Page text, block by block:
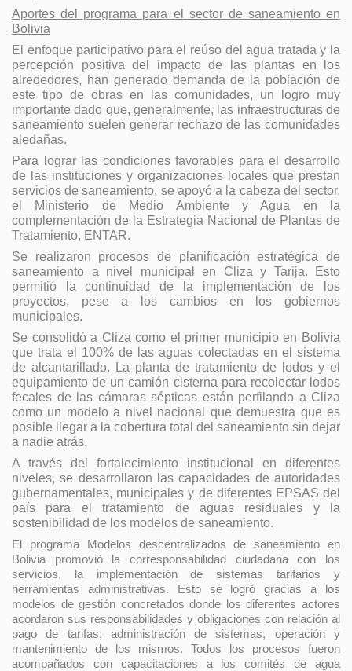
Aportes del programa para el sector de saneamiento en
Bolivia
El enfoque participativo para el reúso del agua tratada y la
percepción positiva del impacto de las plantas en los
alrededores, han generado demanda de la población de
este tipo de obras en las comunidades, un logro muy
importante dado que, generalmente, las infraestructuras de
saneamiento suelen generar rechazo de las comunidades
aledañas.
Para lograr las condiciones favorables para el desarrollo
de las instituciones y organizaciones locales que prestan
servicios de saneamiento, se apoyó a la cabeza del sector,
el Ministerio de Medio Ambiente y Agua en la
complementación de la Estrategia Nacional de Plantas de
Tratamiento, ENTAR.
Se realizaron procesos de planificación estratégica de
saneamiento a nivel municipal en Cliza y Tarija. Esto
permitió la continuidad de la implementación de los
proyectos, pese a los cambios en los gobiernos
municipales.
Se consolidó a Cliza como el primer municipio en Bolivia
que trata el 100% de las aguas colectadas en el sistema
de alcantarillado. La planta de tratamiento de lodos y el
equipamiento de un camión cisterna para recolectar lodos
fecales de las cámaras sépticas están perfilando a Cliza
como un modelo a nivel nacional que demuestra que es
posible llegar a la cobertura total del saneamiento sin dejar
a nadie atrás.
A través del fortalecimiento institucional en diferentes
niveles, se desarrollaron las capacidades de autoridades
gubernamentales, municipales y de diferentes EPSAS del
país para el tratamiento de aguas residuales y la
sostenibilidad de los modelos de saneamiento.
El programa Modelos descentralizados de saneamiento en
Bolivia promovió la corresponsabilidad ciudadana con los
servicios, la implementación de sistemas tarifarios y
herramientas administrativas. Esto se logró gracias a los
modelos de gestión concretados donde los diferentes actores
acordaron sus responsabilidades y obligaciones con relación al
pago de tarifas, administración de sistemas, operación y
mantenimiento de los mismos. Todos los procesos fueron
acompañados con capacitaciones a los comités de agua